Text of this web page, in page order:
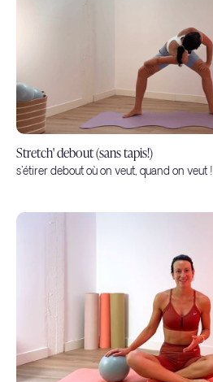
Stretch' debout (sans tapis!)
s'étirer debout où on veut, quand on veut !